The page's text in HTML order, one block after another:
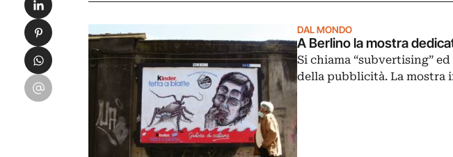
DAL MONDO
A Berlino la mostra
Si chiama “subvertising”
della pubblicità. La mostra
Condividi su Pinterest
Condividi su WhatsApp
Condividi su Email